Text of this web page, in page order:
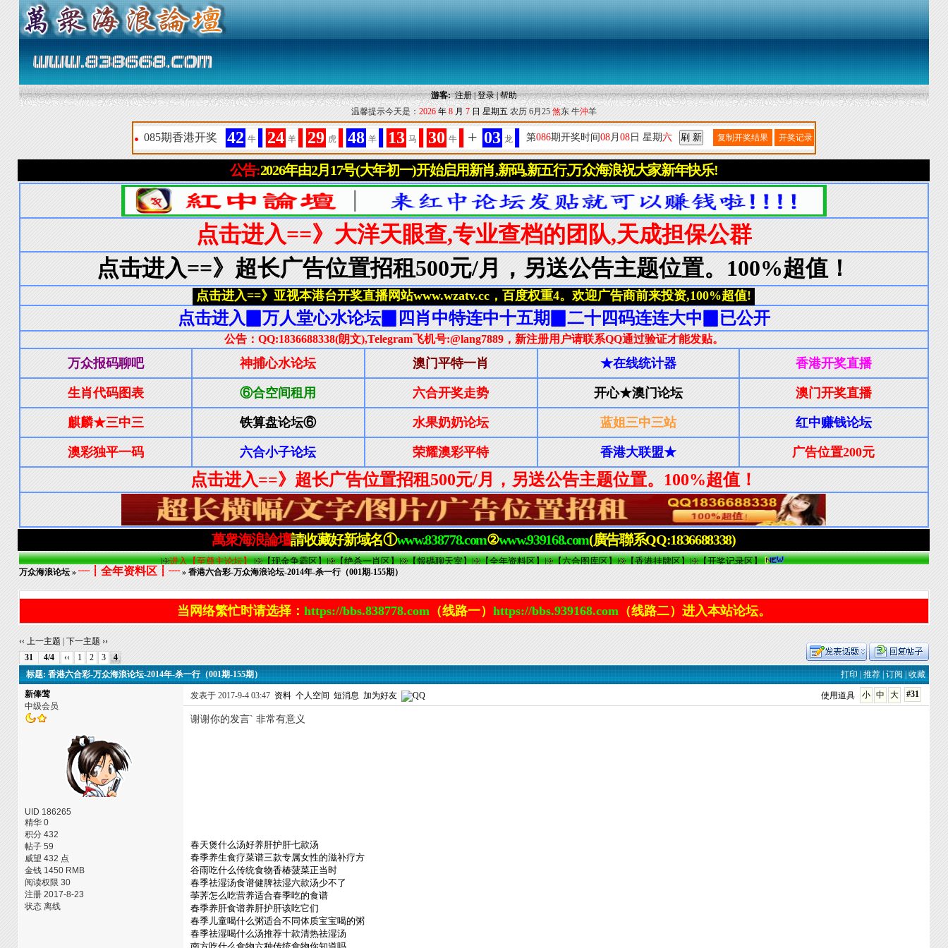
游客:注册|登录|帮助
温馨提示今天是： 2026年 8月 7日 星期五 农历 6月25 煞东 牛沖羊
万众海浪论坛» ┈┋全年资料区┋┈» 香港六合彩-万众海浪论坛-2014年-杀一行（001期-155期）
当网络繁忙时请选择： https://bbs.838778.com（线路一） https://bbs.939168.com（线路二）进入本站论坛。
‹‹ 上一主题
下一主题 ››
31
4/4 ‹‹ 1 2 3
4
打印
推荐| 订阅 收藏
标题: 香港六合彩-万众海浪论坛-2014年-杀一行（001期-155期）
新俸莺
中级会员
UID 186265
精华 0
积分 432
帖子 59
威望 432 点
金钱 1450 RMB
阅读权限 30
注册 2017-8-23
状态 离线
#31
大
中
小
使用道具
发表于 2017-9-4 03:47 资料 个人空间 短消息 加为好友
谢谢你的发言` 非常有意义
春天煲什么汤好养肝护肝七款汤
春季养生食疗菜谱三款专属女性的滋补疗方
谷雨吃什么传统食物香椿菠菜正当时
春季祛湿汤食谱健脾祛湿六款汤少不了
荸荠怎么吃营养适合春季吃的食谱
春季养肝食谱养肝护肝该吃它们
春季儿童喝什么粥适合不同体质宝宝喝的粥
春季祛湿喝什么汤推荐十款清热祛湿汤